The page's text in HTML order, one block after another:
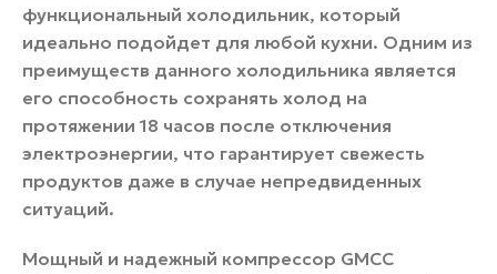
функциональный холодильник, который
идеально подойдет для любой кухни. Одним из
преимуществ данного холодильника является
его способность сохранять холод на
протяжении 18 часов после отключения
электроэнергии, что гарантирует свежесть
продуктов даже в случае непредвиденных
ситуаций.
Мощный и надежный компрессор GMCC